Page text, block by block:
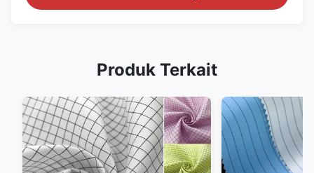
Produk Terkait